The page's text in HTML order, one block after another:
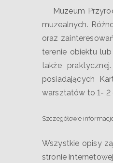
Muzeum
muzealnych.
oraz
terenie obiektu
także
posiadających
warsztatów to 1- 2
Szczegółowe
Wszystkie opisy
stronie